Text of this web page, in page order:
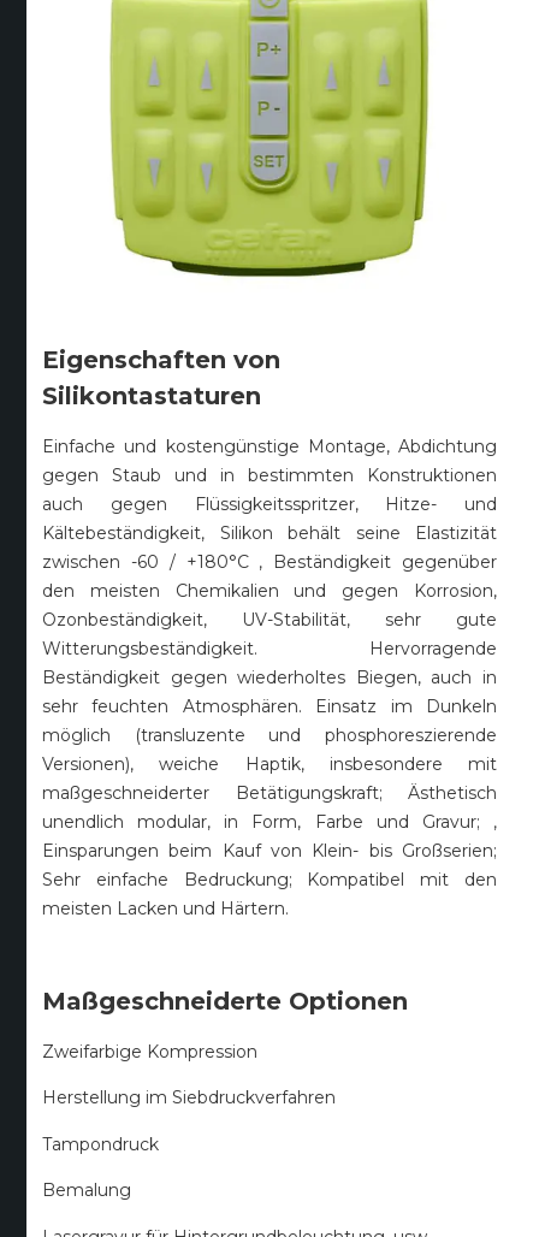
Eigenschaften von
Silikontastaturen
Einfache und kostengünstige Montage, Abdichtung
gegen Staub und in bestimmten Konstruktionen
auch gegen Flüssigkeitsspritzer, Hitze- und
Kältebeständigkeit, Silikon behält seine Elastizität
zwischen -60 / +180°C , Beständigkeit gegenüber
den meisten Chemikalien und gegen Korrosion,
Ozonbeständigkeit, UV-Stabilität, sehr gute
Witterungsbeständigkeit. Hervorragende
Beständigkeit gegen wiederholtes Biegen, auch in
sehr feuchten Atmosphären. Einsatz im Dunkeln
möglich (transluzente und phosphoreszierende
Versionen), weiche Haptik, insbesondere mit
maßgeschneiderter Betätigungskraft; Ästhetisch
unendlich modular, in Form, Farbe und Gravur; ,
Einsparungen beim Kauf von Klein- bis Großserien;
Sehr einfache Bedruckung; Kompatibel mit den
meisten Lacken und Härtern.
Maßgeschneiderte Optionen
Zweifarbige Kompression
Herstellung im Siebdruckverfahren
Tampondruck
Bemalung